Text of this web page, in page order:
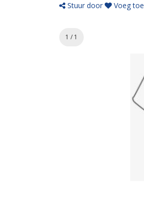
Stuur door Voeg
1 / 1